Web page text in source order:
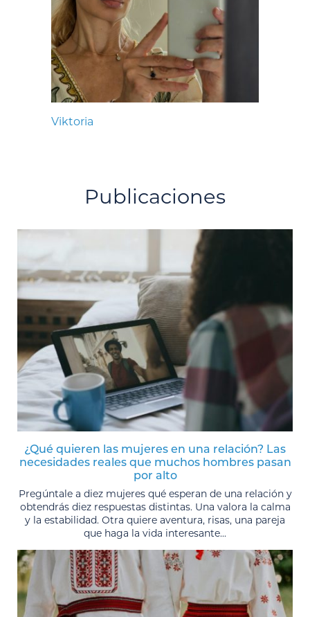
Viktoria
Publicaciones
¿Qué quieren las mujeres en una relación? Las
necesidades reales que muchos hombres pasan
por alto
Pregúntale a diez mujeres qué esperan de una relación y
obtendrás diez respuestas distintas. Una valora la calma
y la estabilidad. Otra quiere aventura, risas, una pareja
que haga la vida interesante...